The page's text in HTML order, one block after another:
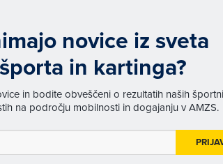
novice iz sveta
in kartinga?
in bodite obveščeni o rezultatih naših
na področju mobilnosti in dogajanju v AMZS.